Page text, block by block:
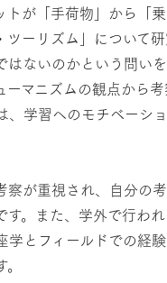
が「手荷物」から「
ーリズム」について
ないのかという問い
マニズムの観点から
学習へのモチベーシ
が重視され、自分の
。また、学外で行わ
とフィールドでの経